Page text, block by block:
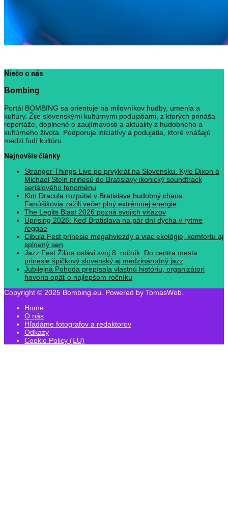
Niečo o nás
Bombing
Portál BOMBING sa orientuje na milovníkov hudby, umenia a
kultúry. Žije slovenskými kultúrnymi podujatiami, z ktorých prináša
reportáže, doplnené o zaujímavosti a aktuality z hudobného a
kultúrneho života. Podporuje iniciatívy a podujatia, ktoré vnášajú
medzi ľudí kultúru.
Najnovšie články
Stranger Things Live po prvýkrát na Slovensku. Kyle Dixon a
Michael Stein prinesú do Bratislavy ikonický soundtrack
seriálového fenoménu
Kim Dracula rozpútal v Bratislave hudobný chaos.
Fanúšikovia zažili večer plný extrémnej energie
The Legits Blast 2026 pozná svojich víťazov
Uprising 2026: Keď Bratislava na pár dní dýcha v rytme
reggae
Cibula Fest prinesie megahviezdy a viac ekológie, komfortu aj
splnený sen
Jazz Fest Žilina oslávi svoj 8. ročník. Do centra mesta
prinesie špičkový slovenský aj medzinárodný jazz
Jubilejná Pohoda prepísala vlastnú históriu, organizátori
hovoria opäť o najlepšom ročníku
Copyright © 2025 Bombing.eu. Powered by TomasWeb.
Home
O nás
Hľadáme fotografov a redaktorov
Odkazy
Cookie Policy (EU)